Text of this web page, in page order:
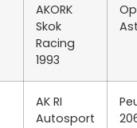
AKORK
Skok
Racing
1993
AK RI
Autosport